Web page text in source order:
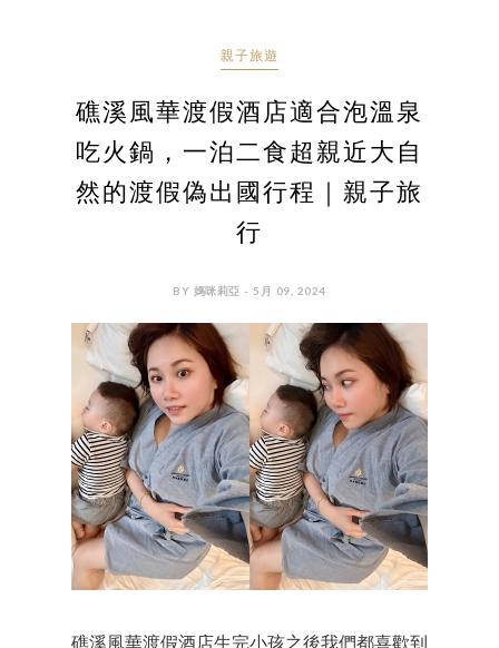
親子旅遊
礁溪風華渡假酒店適合泡溫泉
吃火鍋，一泊二食超親近大自
然的渡假偽出國行程｜親子旅
行
BY 媽咪莉亞 - 5月 09, 2024
礁溪風華渡假酒店生完小孩之後我們都喜歡到